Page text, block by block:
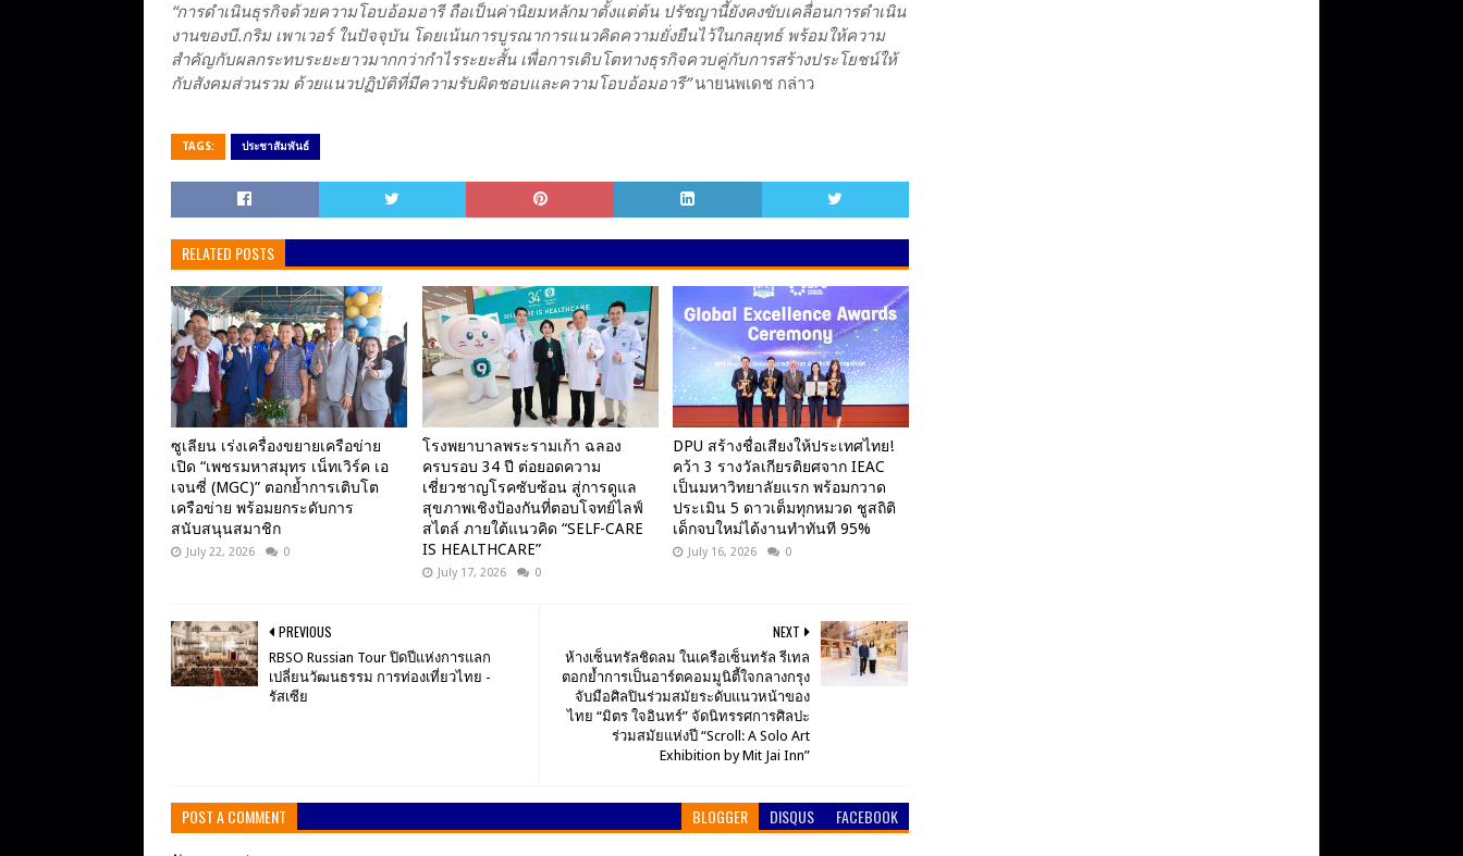
“การดำเนินธุรกิจด้วยความโอบอ้อมอารี ถือเป็นค่านิยมหลักมาตั้งแต่ต้น ปรัชญานี้ยังคงขับเคลื่อนการดำเนิน
งานของบี.กริม เพาเวอร์ ในปัจจุบัน โดยเน้นการบูรณาการแนวคิดความยั่งยืนไว้ในกลยุทธ์ พร้อมให้ความ
สำคัญกับผลกระทบระยะยาวมากกว่ากำไรระยะสั้น เพื่อการเติบโตทางธุรกิจควบคู่กับการสร้างประโยชน์ให้
กับสังคมส่วนรวม ด้วยแนวปฏิบัติที่มีความรับผิดชอบและความโอบอ้อมอารี”นายนพเดช กล่าว
TAGS: ประชาสัมพันธ์
RELATED POSTS
ซูเลียน เร่งเครื่องขยายเครือข่าย
เปิด “เพชรมหาสมุทร เน็ทเวิร์ค เอ
เจนซี่ (MGC)” ตอกย้ำการเติบโต
เครือข่าย พร้อมยกระดับการ
สนับสนุนสมาชิก
July 22, 2026 0
โรงพยาบาลพระรามเก้า ฉลอง
ครบรอบ 34 ปี ต่อยอดความ
เชี่ยวชาญโรคซับซ้อน สู่การดูแล
สุขภาพเชิงป้องกันที่ตอบโจทย์ไลฟ์
สไตล์ ภายใต้แนวคิด “SELF-CARE
IS HEALTHCARE”
July 17, 2026 0
DPU สร้างชื่อเสียงให้ประเทศไทย!
คว้า 3 รางวัลเกียรติยศจาก IEAC
เป็นมหาวิทยาลัยแรก พร้อมกวาด
ประเมิน 5 ดาวเต็มทุกหมวด ชูสถิติ
เด็กจบใหม่ได้งานทำทันที 95%
July 16, 2026 0
NEXT
ห้างเซ็นทรัลชิดลม ในเครือเซ็นทรัล รีเทล
ตอกย้ำการเป็นอาร์ตคอมมูนิตี้ใจกลางกรุง
จับมือศิลปินร่วมสมัยระดับแนวหน้าของ
ไทย “มิตร ใจอินทร์” จัดนิทรรศการศิลปะ
ร่วมสมัยแห่งปี “Scroll: A Solo Art
Exhibition by Mit Jai Inn”
PREVIOUS
RBSO Russian Tour ปิดปีแห่งการแลก
เปลี่ยนวัฒนธรรม การท่องเที่ยวไทย -
รัสเซีย
POST A COMMENT BLOGGER DISQUS FACEBOOK